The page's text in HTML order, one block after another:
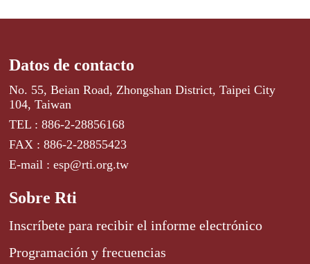
Datos de contacto
No. 55, Beian Road, Zhongshan District, Taipei City
104, Taiwan
TEL : 886-2-28856168
FAX : 886-2-28855423
E-mail : esp@rti.org.tw
Sobre Rti
Inscríbete para recibir el informe electrónico
Programación y frecuencias